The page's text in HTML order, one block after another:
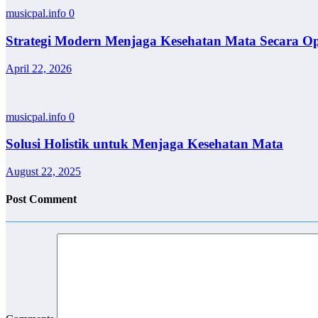
musicpal.info 0
Strategi Modern Menjaga Kesehatan Mata Secara
April 22, 2026
musicpal.info 0
Solusi Holistik untuk Menjaga Kesehatan Mata
August 22, 2025
Post Comment